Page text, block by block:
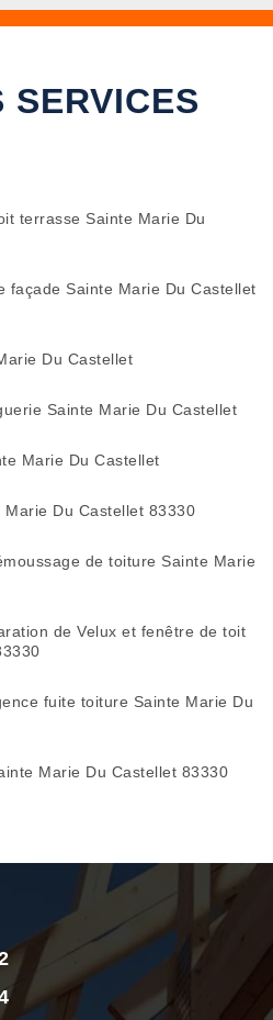
SERVICES
terrasse Sainte Marie Du
façade Sainte Marie Du Castellet
Du Castellet
Sainte Marie Du Castellet
Marie Du Castellet
Du Castellet 83330
de toiture Sainte Marie
de Velux et fenêtre de toit
fuite toiture Sainte Marie Du
Marie Du Castellet 83330